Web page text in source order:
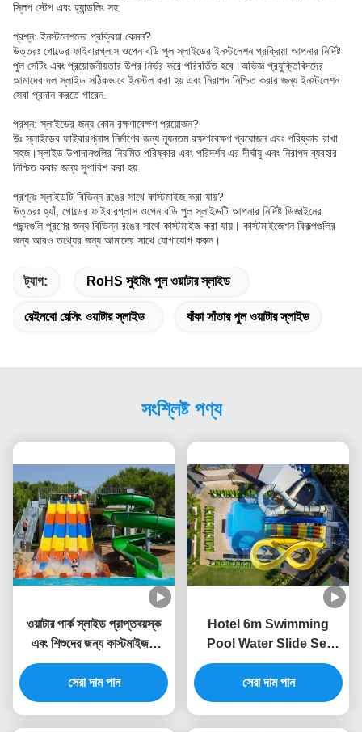
স্লিপ স্টেপ এবং হ্যান্ডলিং সহ.
প্রশ্ন: ইনস্টলেশনের প্রক্রিয়া কেমন?
উত্তরঃ গোল্ডের ফাইবারগ্লাস ওপেন বডি পুল স্লাইডের ইনস্টলেশন প্রক্রিয়া আপনার নির্দিষ্ট
পুল সেটিং এবং প্রয়োজনীয়তার উপর নির্ভর করে পরিবর্তিত হবে।অভিজ্ঞ প্রযুক্তিবিদদের
আমাদের দল স্লাইড সঠিকভাবে ইনস্টল করা হয় এবং নিরাপদ নিশ্চিত করার জন্য ইনস্টলেশন
সেবা প্রদান করতে পারেন.
প্রশ্ন: স্লাইডের জন্য কোন রক্ষণাবেক্ষণ প্রয়োজন?
উঃ স্লাইডের ফাইবারগ্লাস নির্মাণের জন্য ন্যূনতম রক্ষণাবেক্ষণ প্রয়োজন এবং পরিষ্কার রাখা
সহজ।স্লাইড উপাদানগুলির নিয়মিত পরিষ্কার এবং পরিদর্শন এর দীর্ঘায়ু এবং নিরাপদ ব্যবহার
নিশ্চিত করার জন্য সুপারিশ করা হয়.
প্রশ্নঃ স্লাইডটি বিভিন্ন রঙের সাথে কাস্টমাইজ করা যায়?
উত্তরঃ হ্যাঁ, গোল্ডের ফাইবারগ্লাস ওপেন বডি পুল স্লাইডটি আপনার নির্দিষ্ট ডিজাইনের
পছন্দগুলি পূরণের জন্য বিভিন্ন রঙের সাথে কাস্টমাইজ করা যায়। কাস্টমাইজেশন বিকল্পগুলির
জন্য আরও তথ্যের জন্য আমাদের সাথে যোগাযোগ করুন।
ট্যাগ: RoHS সুইমিং পুল ওয়াটার স্লাইড
রেইনবো রেসিং ওয়াটার স্লাইড বাঁকা সাঁতার পুল ওয়াটার স্লাইড
সংশ্লিষ্ট পণ্য
ওয়াটার পার্ক স্লাইড প্রাপ্তবয়স্ক
এবং শিশুদের জন্য কাস্টমাইজড
সুইমিং পুল স্লাইড
সেরা দাম পান
Hotel 6m Swimming
Pool Water Slide Set
Static Proof Fiberglass
Customized Color
সেরা দাম পান